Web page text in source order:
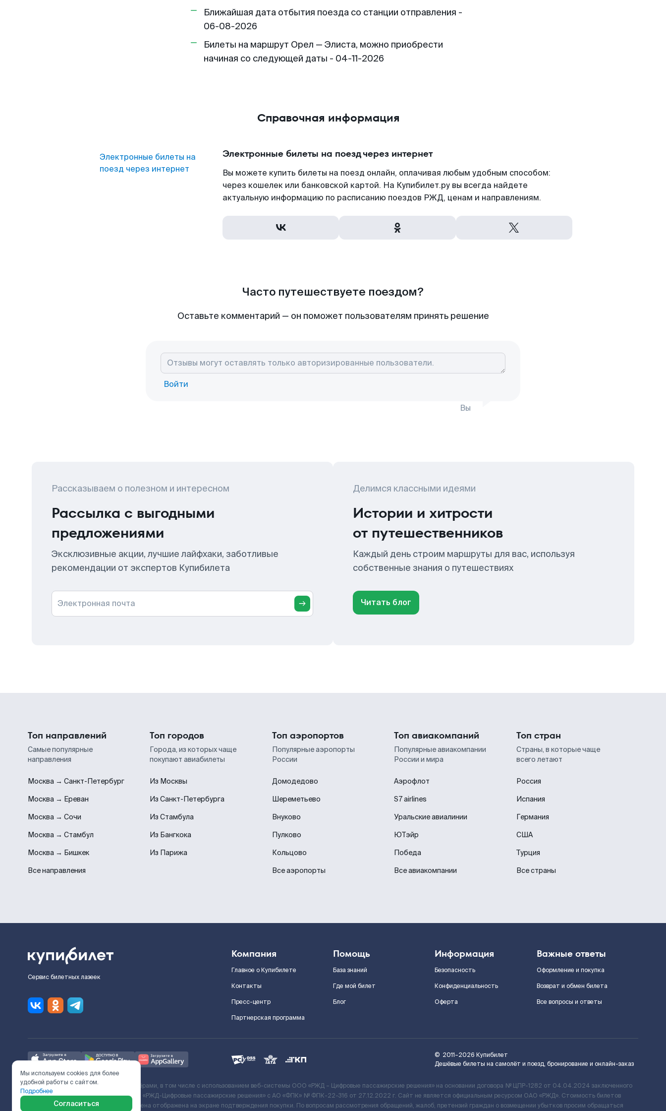
Ближайшая дата отбытия поезда со станции отправления -
06-08-2026
Билеты на маршрут Орел — Элиста, можно приобрести
начиная со следующей даты - 04-11-2026
Справочная информация
Электронные билеты на
поезд через интернет
Электронные билеты на поезд через интернет
Вы можете купить билеты на поезд онлайн, оплачивая любым удобным способом:
через кошелек или банковской картой. На Купибилет.ру вы всегда найдете
актуальную информацию по расписанию поездов РЖД, ценам и направлениям.
Часто путешествуете поездом?
Оставьте комментарий — он поможет пользователям принять решение
Войти
Вы
Рассказываем о полезном и интересном
Рассылка с выгодными
предложениями
Эксклюзивные акции, лучшие лайфхаки, заботливые
рекомендации от экспертов Купибилета
Электронная почта
Делимся классными идеями
Истории и хитрости
от путешественников
Каждый день строим маршруты для вас, используя
собственные знания о путешествиях
Читать блог
Топ направлений
Самые популярные
направления
Москва → Санкт-Петербург
Москва → Ереван
Москва → Сочи
Москва → Стамбул
Москва → Бишкек
Все направления
Топ городов
Города, из которых чаще
покупают авиабилеты
Из Москвы
Из Санкт-Петербурга
Из Стамбула
Из Бангкока
Из Парижа
Топ аэропортов
Популярные аэропорты
России
Домодедово
Шереметьево
Внуково
Пулково
Кольцово
Все аэропорты
Топ авиакомпаний
Популярные авиакомпании
России и мира
Аэрофлот
S7 airlines
Уральские авиалинии
ЮТэйр
Победа
Все авиакомпании
Топ стран
Страны, в которые чаще
всего летают
Россия
Испания
Германия
США
Турция
Все страны
Сервис билетных лазеек
Компания
Главное о Купибилете
Контакты
Пресс-центр
Партнерская программа
Помощь
База знаний
Где мой билет
Блог
Информация
Безопасность
Конфиденциальность
Оферта
Важные ответы
Оформление и покупка
Возврат и обмен билета
Все вопросы и ответы
© 2011–2026 Купибилет
Дешёвые билеты на самолёт и поезд, бронирование и онлайн-заказ
Ж/Д билеты предоставляются партнёрами, в том числе с использованием веб-системы ООО «РЖД – Цифровые пассажирские решения» на основании договора № ЦПР-1282 от 04.04.2024 заключенного
с Поставщиком услуг и Договора ООО «РЖД-Цифровые пассажирские решения» c АО «ФПК» № ФПК-22-316 от 27.12.2022 г. Сайт не является официальным ресурсом ОАО «РЖД». Стоимость билетов
включает сервисный сбор. Итоговая цена отображена на экране подтверждения покупки. По вопросам рассмотрения обращений, жалоб, претензий граждан о возмещении убытков просим обращаться
Мы используем cookies для более
удобной работы с сайтом.
Подробнее
Согласиться